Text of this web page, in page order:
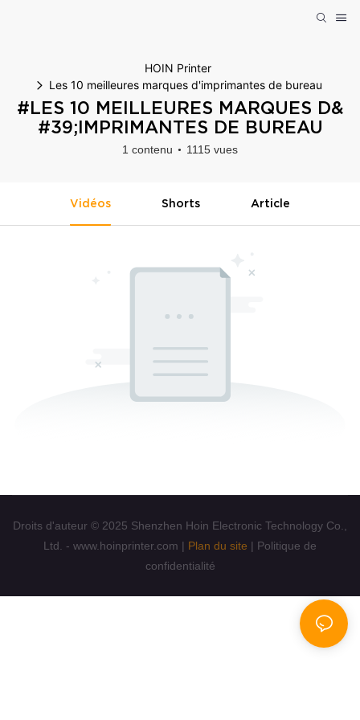
HOIN Printer
Les 10 meilleures marques d'imprimantes de bureau
#LES 10 MEILLEURES MARQUES D&
#39;IMPRIMANTES DE BUREAU
1 contenu 1115 vues
Vidéos Shorts Article
Droits d'auteur © 2025 Shenzhen Hoin Electronic Technology Co.,
Ltd. - www.hoinprinter.com | Plan du site | Politique de
confidentialité